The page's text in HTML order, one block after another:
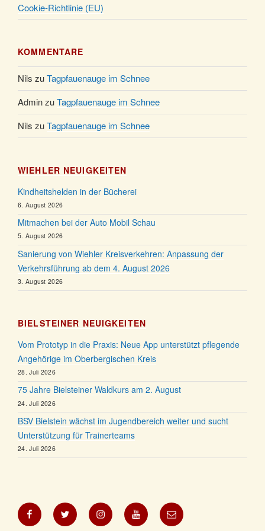
Cookie-Richtlinie (EU)
KOMMENTARE
Nils zuTagpfauenauge im Schnee
AdminzuTagpfauenauge im Schnee
Nils zuTagpfauenauge im Schnee
WIEHLER NEUIGKEITEN
Kindheitshelden in der Bücherei
6. August 2026
Mitmachen bei der Auto Mobil Schau
5. August 2026
Sanierung von Wiehler Kreisverkehren: Anpassung der
Verkehrsführung ab dem 4. August 2026
3. August 2026
BIELSTEINER NEUIGKEITEN
Vom Prototyp in die Praxis: Neue App unterstützt pflegende
Angehörige im Oberbergischen Kreis
28. Juli 2026
75 Jahre Bielsteiner Waldkurs am 2. August
24. Juli 2026
BSV Bielstein wächst im Jugendbereich weiter und sucht
Unterstützung für Trainerteams
24. Juli 2026
FacebookTwitter InstagramYouTubeE-
Mail